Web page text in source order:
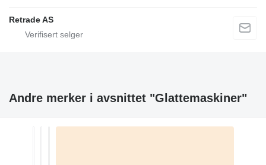
Retrade AS
Andre merker i avsnittet "Glattemaskiner"